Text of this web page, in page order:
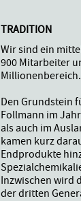
TRADITION
Wir sind ein
900 Mitarbeiter
Millionenbereich.
Den Grundstein
Follmann im
als auch im
kamen kurz
Endprodukte
Inzwischen wird
der dritten